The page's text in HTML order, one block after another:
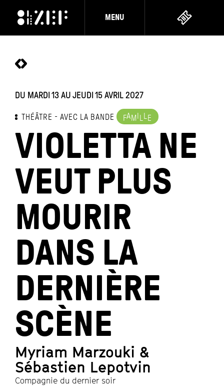
MENU
DU MARDI 13 AU JEUDI 15 AVRIL 2027
THÉÂTRE AVEC LA BANDE FAM LE
VIOLETTA NE
VEUT PLUS
MOURIR
DANS LA
DERNIÈRE
SCÈNE
Myriam Marzouki &
Sébastien Lepotvin
Compagnie du dernier soir